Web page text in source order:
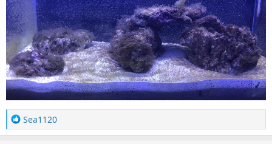
R
e
Sea1120